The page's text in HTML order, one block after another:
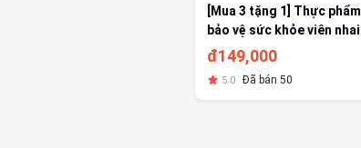
[Mua 3 tặng 1] Thực phẩm
bảo vệ sức khỏe viên nhai
Bio-acimin Chew F (Hộp 60
đ149,000
5.0 Đã bán 50